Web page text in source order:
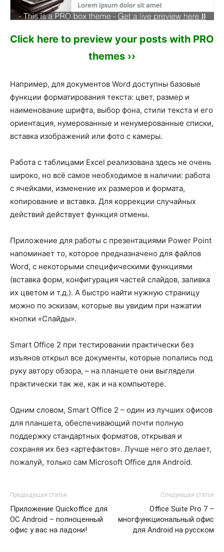
Click here to preview your posts with PRO
themes ››
Например, для документов Word доступны базовые
функции форматирования текста: цвет, размер и
наименование шрифта, выбор фона, стили текста и его
ориентация, нумерованные и ненумерованные списки,
вставка изображений или фото с камеры.
Работа с таблицами Excel реализована здесь не очень
широко, но всё самое необходимое в наличии: работа
с ячейками, изменение их размеров и формата,
копирование и вставка. Для коррекции случайных
действий действует функция отмены.
Приложение для работы с презентациями Power Point
напоминает то, которое предназначено для файлов
Word, с некоторыми специфическими функциями
(вставка форм, конфигурация частей слайдов, заливка
их цветом и т.д.). А быстро найти нужную страницу
можно по эскизам, которые вы увидим при нажатии
кнопки «Слайды».
Smart Office 2 при тестировании практически без
изъянов открыл все документы, которые попались под
руку автору обзора, – на планшете они выглядели
практически так же, как и на компьютере.
Одним словом, Smart Office 2 – один из лучших офисов
для планшета, обеспечивающий почти полную
поддержку стандартных форматов, открывая и
сохраняя их без «артефактов». Лучше него это делает,
пожалуй, только сам Microsoft Office для Android.
Предыдущая статья
Приложение Quickoffice для
ОС Android – полноценный
офис у вас на ладони!
Следующая статья
Office Suite Pro 7 –
многфункциональный офис
для Android на русском